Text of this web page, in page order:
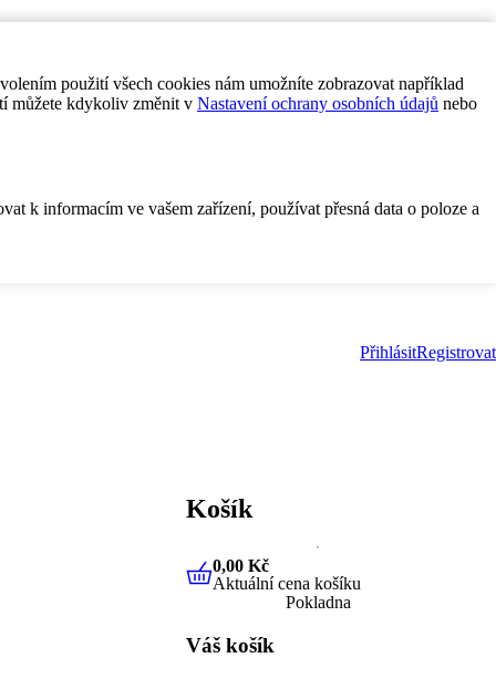
použití všech cookies nám umožníte zobrazovat například
můžete kdykoliv změnit v Nastavení ochrany osobních údajů nebo
k informacím ve vašem zařízení, používat přesná data o poloze a
PřihlásitRegistrovat
Košík
0,00 KčAktuální cena košíku
0,00 Kč
Aktuální cena košíku
Pokladna
Váš košík